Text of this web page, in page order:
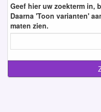
Geef hier uw zoekterm in,
Daarna 'Toon varianten'
maten zien.